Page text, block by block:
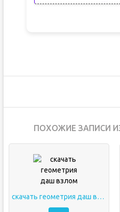
ПОХОЖИЕ ЗАПИСИ
скачать геометрия даш взлом